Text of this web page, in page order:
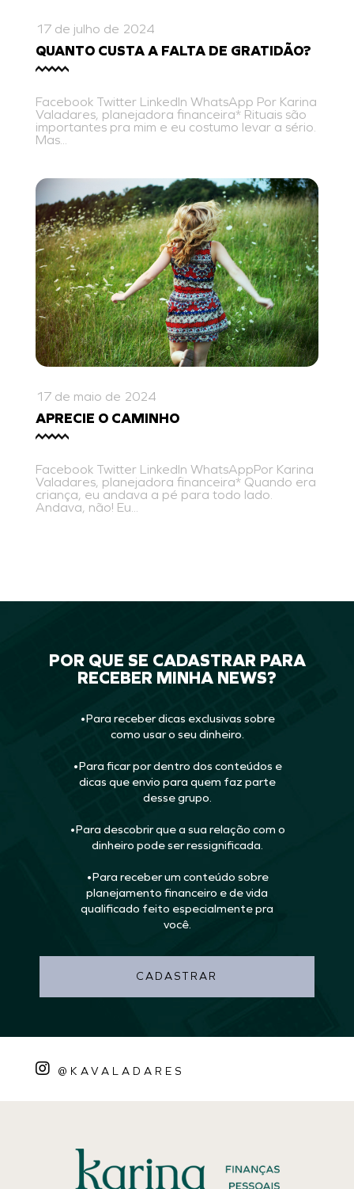
17 de julho de 2024
QUANTO CUSTA A FALTA DE GRATIDÃO?
Facebook Twitter LinkedIn WhatsApp Por Karina
Valadares, planejadora financeira* Rituais são
importantes pra mim e eu costumo levar a sério.
Mas...
17 de maio de 2024
APRECIE O CAMINHO
Facebook Twitter LinkedIn WhatsAppPor Karina
Valadares, planejadora financeira* Quando era
criança, eu andava a pé para todo lado.
Andava, não! Eu...
POR QUE SE CADASTRAR PARA
RECEBER MINHA NEWS?
•Para receber dicas exclusivas sobre
como usar o seu dinheiro.
•Para ficar por dentro dos conteúdos e
dicas que envio para quem faz parte
desse grupo.
•Para descobrir que a sua relação com o
dinheiro pode ser ressignificada.
•Para receber um conteúdo sobre
planejamento financeiro e de vida
qualificado feito especialmente pra
você.
CADASTRAR
@KAVALADARES